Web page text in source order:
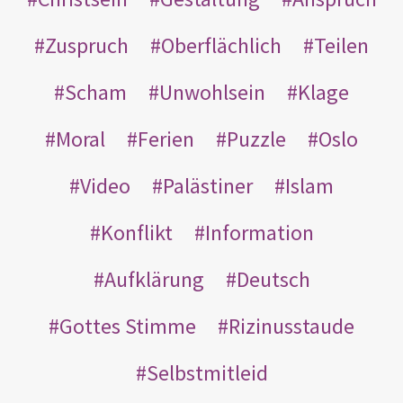
Zuspruch
Oberflächlich
Teilen
Scham
Unwohlsein
Klage
Moral
Ferien Puzzle
Oslo
Video
Palästiner
Islam
Konflikt
Information
Aufklärung
Deutsch
Gottes Stimme
Rizinusstaude
Selbstmitleid